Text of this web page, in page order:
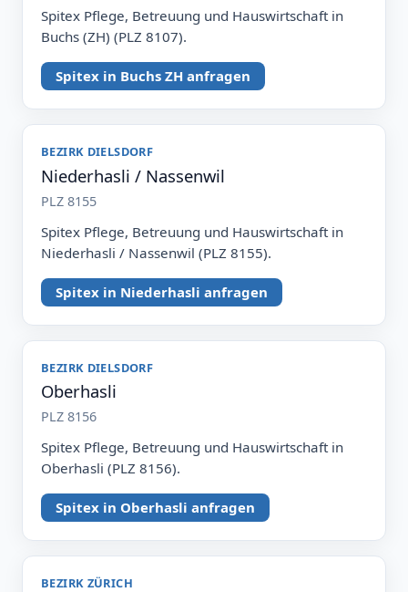
Spitex Pflege, Betreuung und Hauswirtschaft in
Buchs (ZH) (PLZ 8107).
Spitex in Buchs ZH anfragen
BEZIRK DIELSDORF
Niederhasli / Nassenwil
PLZ 8155
Spitex Pflege, Betreuung und Hauswirtschaft in
Niederhasli / Nassenwil (PLZ 8155).
Spitex in Niederhasli anfragen
BEZIRK DIELSDORF
Oberhasli
PLZ 8156
Spitex Pflege, Betreuung und Hauswirtschaft in
Oberhasli (PLZ 8156).
Spitex in Oberhasli anfragen
BEZIRK ZÜRICH